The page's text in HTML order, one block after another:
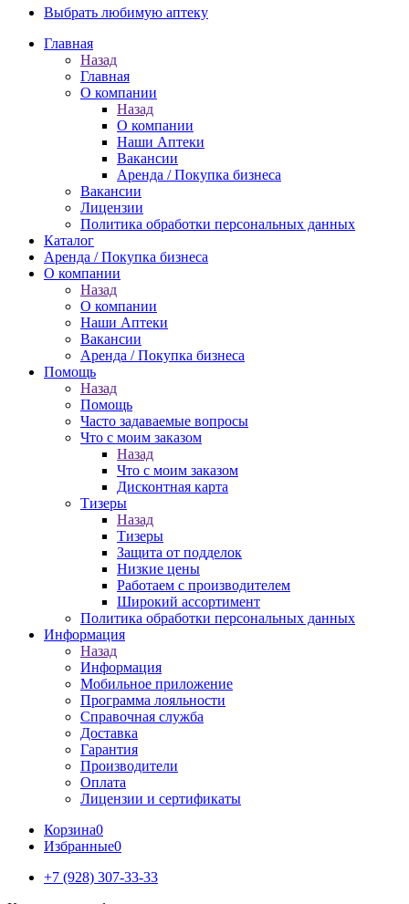
Выбрать любимую аптеку
Главная
Назад
Главная
О компании
Назад
О компании
Наши Аптеки
Вакансии
Аренда / Покупка бизнеса
Вакансии
Лицензии
Политика обработки персональных данных
Каталог
Аренда / Покупка бизнеса
О компании
Назад
О компании
Наши Аптеки
Вакансии
Аренда / Покупка бизнеса
Помощь
Назад
Помощь
Часто задаваемые вопросы
Что с моим заказом
Назад
Что с моим заказом
Дисконтная карта
Тизеры
Назад
Тизеры
Защита от подделок
Низкие цены
Работаем с производителем
Широкий ассортимент
Политика обработки персональных данных
Информация
Назад
Информация
Мобильное приложение
Программа лояльности
Справочная служба
Доставка
Гарантия
Производители
Оплата
Лицензии и сертификаты
Корзина0
Избранные0
+7 (928) 307-33-33